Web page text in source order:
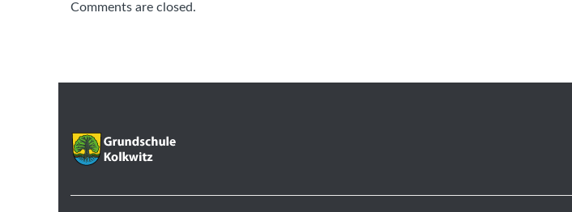
Comments are closed.